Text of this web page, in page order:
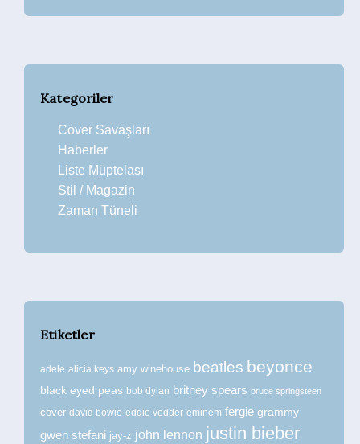
Kategoriler
Cover Savaşları
Haberler
Liste Müptelası
Stil / Magazin
Zaman Tüneli
Etiketler
adele alicia keys amy winehouse beatles beyonce
black eyed peas bob dylan britney spears bruce springsteen
cover david bowie eddie vedder eminem fergie grammy
gwen stefani jay-z john lennon justin bieber